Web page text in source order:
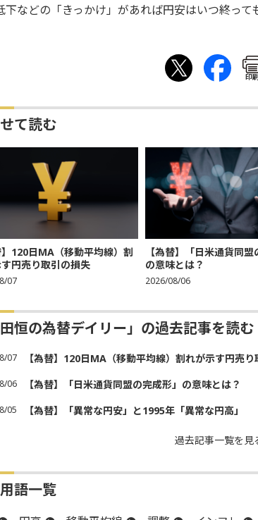
下などの「きっかけ」があれば円安はいつ終って
印
て読む
】120日MA（移動平均線）割
円売り取引の損失
07
【為替】「日米通貨同盟
の意味とは？
2026/08/06
田恒の為替デイリー」の過去記事を読む
07 【為替】120日MA（移動平均線）割れが示す円売
06 【為替】「日米通貨同盟の完成形」の意味とは？
05 【為替】「異常な円安」と1995年「異常な円高」
過去記事一覧を見
語一覧